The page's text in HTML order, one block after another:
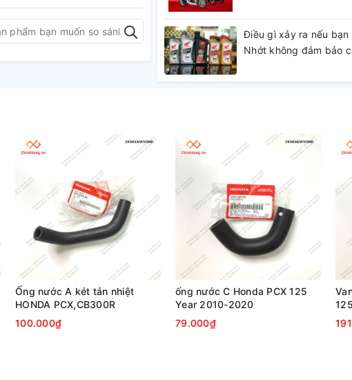
Điều gì xảy ra nếu
Nhớt không đảm bảo
Ống nước A két tản nhiệt
HONDA PCX,CB300R
100.000₫
ống nước C Honda PCX 125
Year 2010-2020
79.000₫